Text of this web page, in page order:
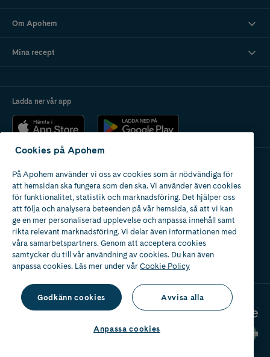
Om Apohem
Mina recept
Ladda ner vår app
Apotek med tillstånd
av Läkemedelsverket
Cookies på Apohem
På Apohem använder vi oss av cookies som är nödvändiga för
att hemsidan ska fungera som den ska. Vi använder även cookies
för funktionalitet, statistik och marknadsföring. Det hjälper oss
att följa och analysera beteenden på vår hemsida, så att vi kan
ge en mer personaliserad upplevelse och anpassa innehåll samt
rikta relevant marknadsföring. Vi delar även informationen med
våra samarbetspartners. Genom att acceptera cookies
samtycker du till vår användning av cookies. Du kan även
anpassa cookies. Läs mer under vårCookie Policy
Godkänn cookies Avvisa alla
Anpassa cookies